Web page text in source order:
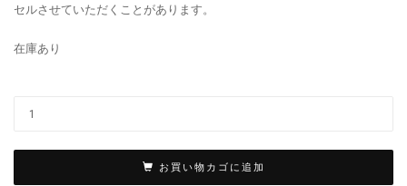
セルさせていただくことがあります。
在庫あり
お買い物カゴに追加